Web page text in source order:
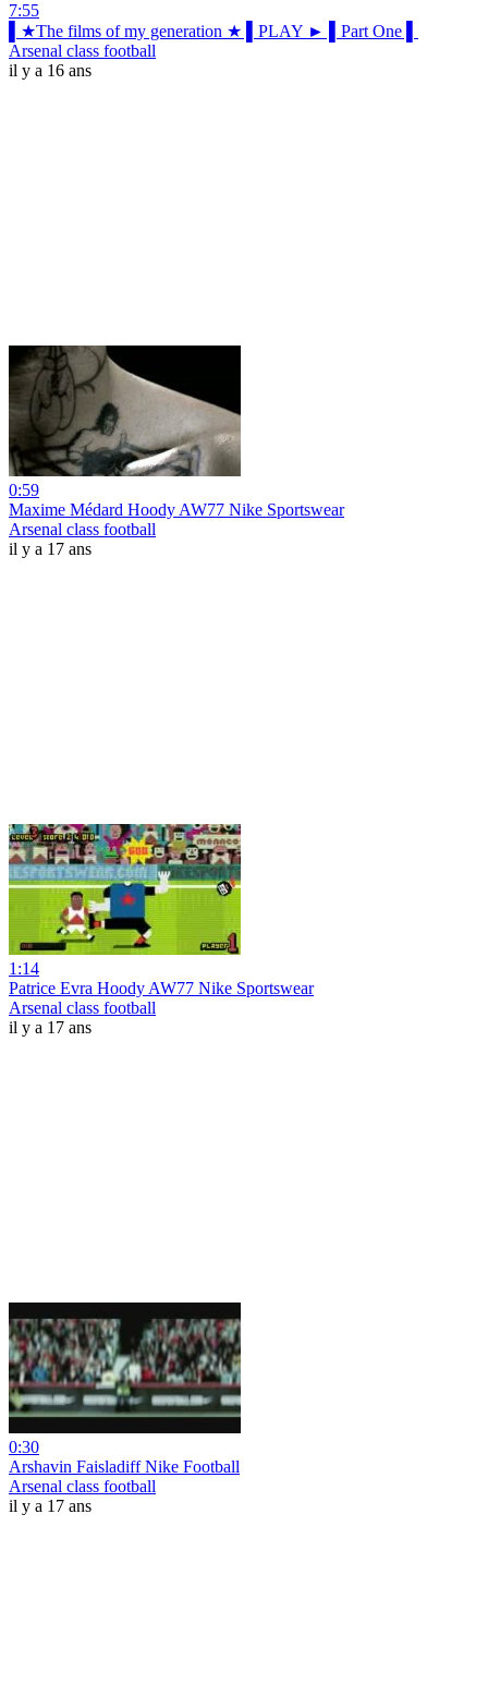
7:55
▌★The films of my generation ★ ▌PLAY ► ▌Part One ▌
Arsenal class football
il y a 16 ans
0:59
Maxime Médard Hoody AW77 Nike Sportswear
Arsenal class football
il y a 17 ans
1:14
Patrice Evra Hoody AW77 Nike Sportswear
Arsenal class football
il y a 17 ans
0:30
Arshavin Faisladiff Nike Football
Arsenal class football
il y a 17 ans